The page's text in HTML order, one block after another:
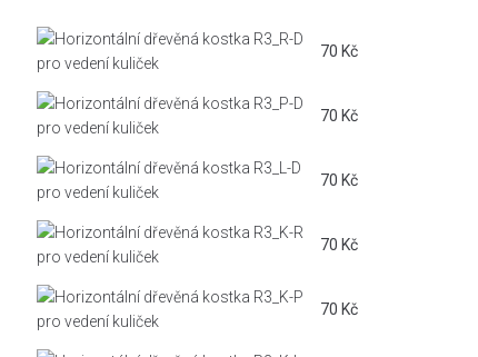
70 Kč
70 Kč
70 Kč
70 Kč
70 Kč